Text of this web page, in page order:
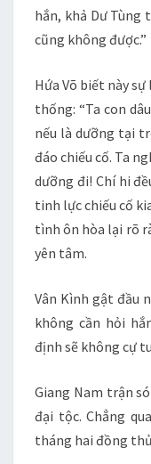
hắn, khả Dư Tùng
cũng không được.”
Hứa Võ biết này
thống: “Ta con
nếu là dưỡng tại
đáo chiếu cố. Ta
dưỡng đi! Chí hi
tinh lực chiếu cố
tình ôn hòa lại rõ
yên tâm.
Vân Kình gật đầu
không cần hỏi
định sẽ không cự
Giang Nam trận
đại tộc. Chẳng
tháng hai đồng